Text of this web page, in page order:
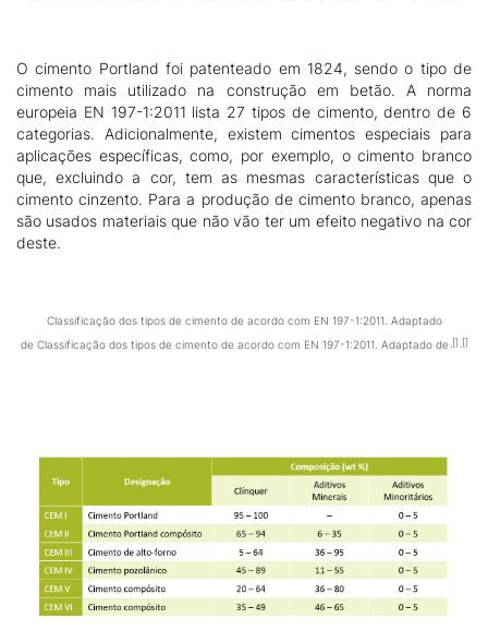
O cimento Portland foi patenteado em 1824, sendo o tipo de
cimento mais utilizado na construção em betão. A norma
europeia EN 197-1:2011 lista 27 tipos de cimento, dentro de 6
categorias. Adicionalmente, existem cimentos especiais para
aplicações específicas, como, por exemplo, o cimento branco
que, excluindo a cor, tem as mesmas características que o
cimento cinzento. Para a produção de cimento branco, apenas
são usados materiais que não vão ter um efeito negativo na cor
deste.
Classificação dos tipos de cimento de acordo com EN 197-1:2011. Adaptado
de Classificação dos tipos de cimento de acordo com EN 197-1:2011. Adaptado de